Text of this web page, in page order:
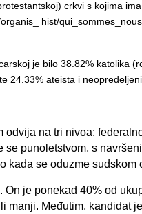
crkvi s kojima
hist/
je bilo 38.82% katolika
24.33% ateista i
odvija na tri nivoa:
se punoletstvom, s
kada se oduzme sudskom
On je ponekad 40% od
manji. Međutim, kandidat